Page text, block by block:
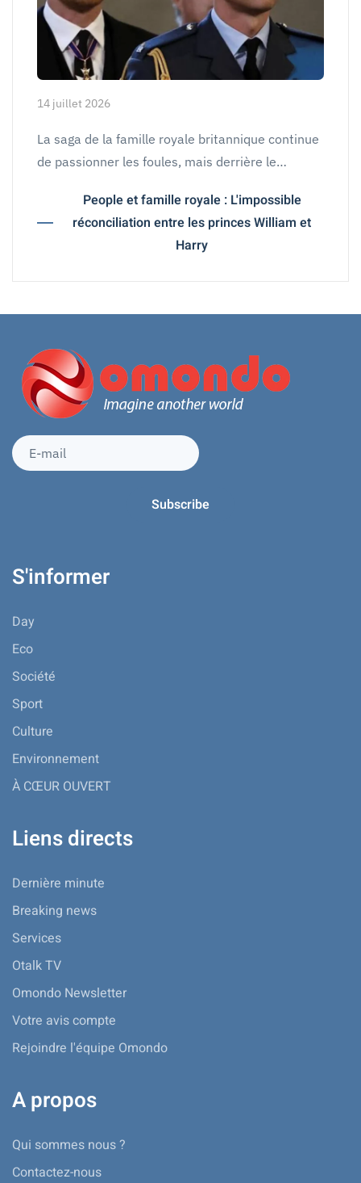
14 juillet 2026
La saga de la famille royale britannique continue
de passionner les foules, mais derrière le…
People et famille royale : L'impossible
réconciliation entre les princes William et
Harry
S'informer
Day
Eco
Société
Sport
Culture
Environnement
À CŒUR OUVERT
Liens directs
Dernière minute
Breaking news
Services
Otalk TV
Omondo Newsletter
Votre avis compte
Rejoindre l'équipe Omondo
A propos
Qui sommes nous ?
Contactez-nous